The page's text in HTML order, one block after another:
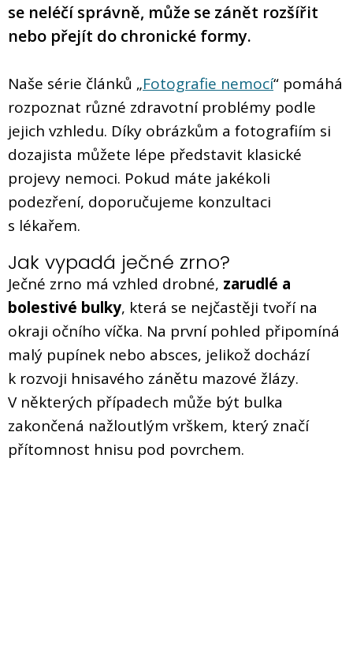
se neléčí správně, může se zánět rozšířit
nebo přejít do chronické formy.
Naše série článků „Fotografie nemocí“ pomáhá
rozpoznat různé zdravotní problémy podle
jejich vzhledu. Díky obrázkům a fotografiím si
dozajista můžete lépe představit klasické
projevy nemoci. Pokud máte jakékoli
podezření, doporučujeme konzultaci
s lékařem.
Jak vypadá ječné zrno?
Ječné zrno má vzhled drobné, zarudlé a
bolestivé bulky, která se nejčastěji tvoří na
okraji očního víčka. Na první pohled připomíná
malý pupínek nebo absces, jelikož dochází
k rozvoji hnisavého zánětu mazové žlázy.
V některých případech může být bulka
zakončená nažloutlým vrškem, který značí
přítomnost hnisu pod povrchem.